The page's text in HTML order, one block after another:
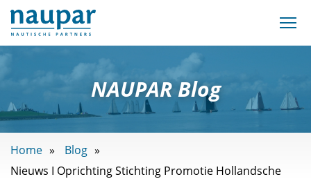
NAUPAR Blog
Home
Blog
Nieuws I Oprichting Stichting Promotie Hollandsche